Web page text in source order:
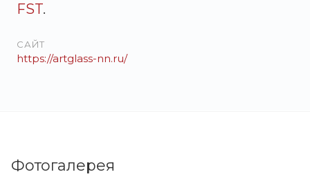
FST.
САЙТ
https://artglass-nn.ru/
Фотогалерея